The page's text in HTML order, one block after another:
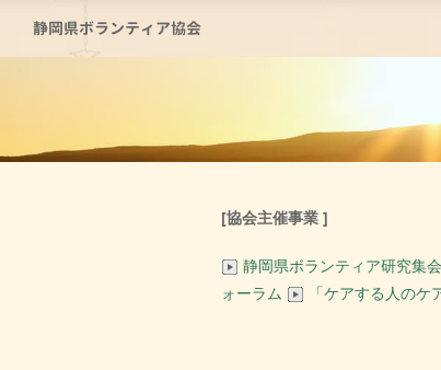
静岡県ボランティア協会
[協会主催事業 ]
静岡県ボランティア研究集会
ォーラム
「ケアする人のケ